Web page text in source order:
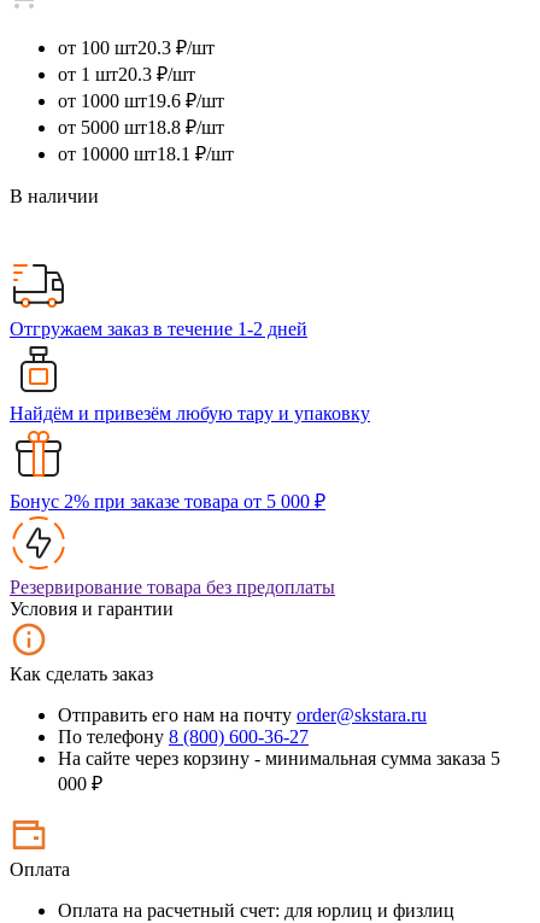
от 100 шт20.3 ₽/шт
от 1 шт20.3 ₽/шт
от 1000 шт19.6 ₽/шт
от 5000 шт18.8 ₽/шт
от 10000 шт18.1 ₽/шт
В наличии
Отгружаем заказ в течение 1-2 дней
Найдём и привезём любую тару и упаковку
Бонус 2% при заказе товара от 5 000 ₽
Резервирование товара без предоплаты
Условия и гарантии
Как сделать заказ
Отправить его нам на почту order@skstara.ru
По телефону 8 (800) 600-36-27
На сайте через корзину - минимальная сумма заказа 5
000 ₽
Оплата
Оплата на расчетный счет: для юрлиц и физлиц